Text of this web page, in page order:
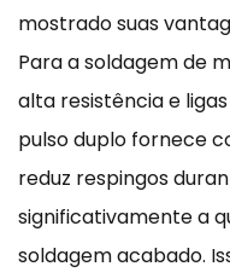
mostrado suas
Para a soldagem de
alta resistência e
pulso duplo fornece
reduz respingos
significativamente a
soldagem acabado.